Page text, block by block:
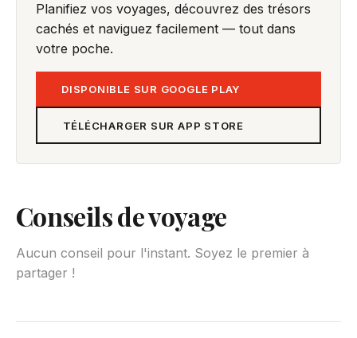
Planifiez vos voyages, découvrez des trésors
cachés et naviguez facilement — tout dans
votre poche.
DISPONIBLE SUR GOOGLE PLAY
TÉLÉCHARGER SUR APP STORE
Conseils de voyage
Aucun conseil pour l'instant. Soyez le premier à
partager !